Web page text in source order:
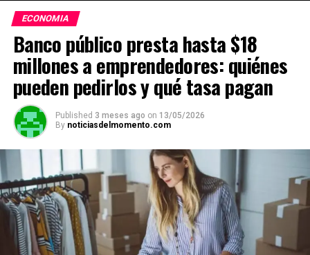
ECONOMIA
Banco público presta hasta $18
millones a emprendedores: quiénes
pueden pedirlos y qué tasa pagan
Published 3 meses ago on 13/05/2026
By noticiasdelmomento.com